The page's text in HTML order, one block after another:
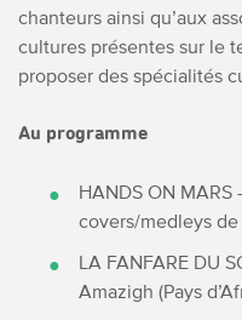
chanteurs ainsi qu’aux
cultures présentes sur le
proposer des spécialités
Au programme
HANDS ON
covers/medleys
LA FANFARE DU
Amazigh (Pays